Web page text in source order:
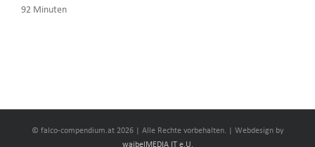
92 Minuten
© falco-compendium.at 2026 | Alle Rechte vorbehalten. | Webdesign by
waibelMEDIA IT e.U.